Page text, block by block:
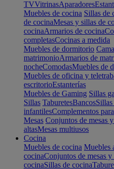
TVVitrinasAparadores
Muebles de cocina Sillas de
de cocinaMesas y sillas de
cocinaArmarios de cocina
completasCocinas a medida
Muebles de dormitorio
matrimonioArmarios de
nocheComodasMuebles de
Muebles de oficina y
escritorioEstanterías
Muebles de Gaming Sillas
Sillas TaburetesBancos
infantilesComplementos
Mesas Conjuntos de mesas
altasMesas multiusos
Cocina
Muebles de cocina Muebles
cocinaConjuntos de mesas
cocinaSillas de cocina